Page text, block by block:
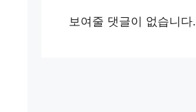
보여줄 댓글이 없습니다.